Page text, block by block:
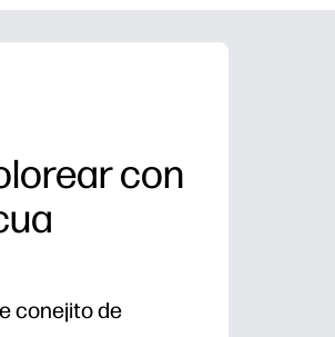
Impresoras
con
conejito de